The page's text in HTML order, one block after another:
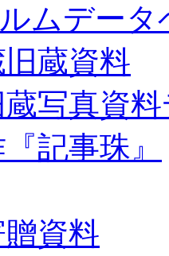
ムデータ
蔵資料
蔵写真資
記事珠』
資料